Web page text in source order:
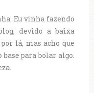
Eu vinha fazendo
devido a baixa
lá, mas acho que
base para bolar algo.